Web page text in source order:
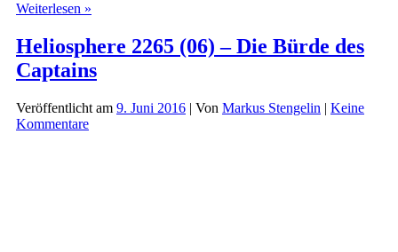
Weiterlesen »
–
Die
der
Entscheidung
Heliosphere 2265 (06) – Die Bürde des
Captains
Veröffentlicht am 9. Juni 2016 | Von Markus Stengelin | Keine
Kommentare